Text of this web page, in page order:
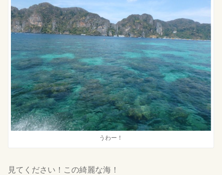
うわー！
見てください！この綺麗な海！